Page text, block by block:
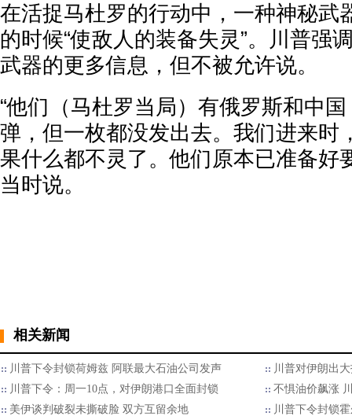
在活捉马杜罗的行动中，一种神秘武
的时候“使敌人的装备失灵”。川普强
武器的更多信息，但不被允许说。
“他们（马杜罗当局）有俄罗斯和中
弹，但一枚都没发出去。我们进来时
果什么都不灵了。他们原本已准备好
当时说。
相关新闻
川普下令封锁荷姆兹 阿联最大石油公司发声
川普对伊朗出
川普下令：周一10点，对伊朗港口全面封锁
不惧油价飙涨
美伊谈判破裂未撕破脸 双方互留余地
川普下令封锁